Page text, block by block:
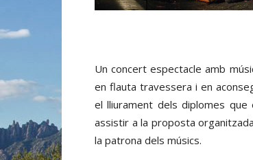
Un concert espectacle amb
en flauta travessera i en
el lliurament dels diplomes que
assistir a la proposta
la patrona dels músics.